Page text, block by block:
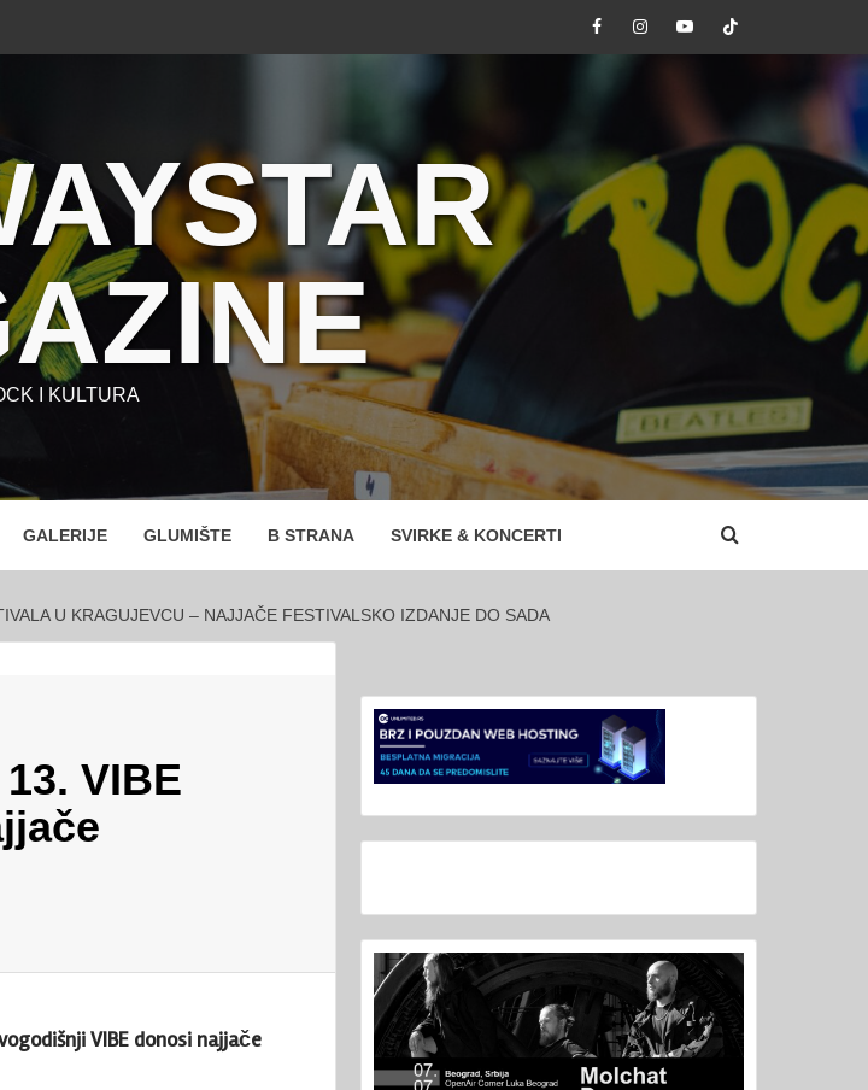
FacebookInstagramYoutube
Tik
I KULTURA
GALERIJE GLUMIŠTE B STRANA SVIRKE & KONCERTI
U KRAGUJEVCU – NAJJAČE FESTIVALSKO IZDANJE DO SADA
VIBE
VIBE donosi najjače